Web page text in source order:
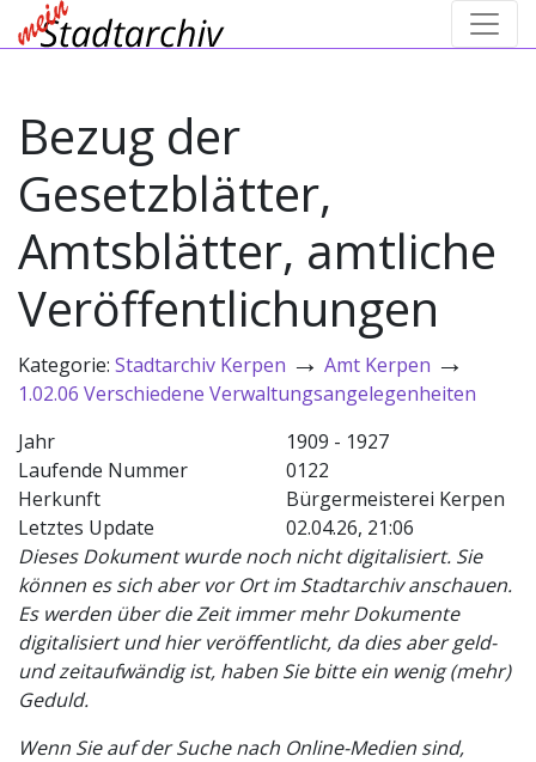
Bezug der
Gesetzblätter,
Amtsblätter, amtliche
Veröffentlichungen
Kategorie: Stadtarchiv Kerpen → Amt Kerpen →
1.02.06 Verschiedene Verwaltungsangelegenheiten
Jahr
1909 - 1927
Laufende Nummer
0122
Herkunft
Bürgermeisterei Kerpen
Letztes Update
02.04.26, 21:06
Dieses Dokument wurde noch nicht digitalisiert. Sie
können es sich aber vor Ort im Stadtarchiv anschauen.
Es werden über die Zeit immer mehr Dokumente
digitalisiert und hier veröffentlicht, da dies aber geld-
und zeitaufwändig ist, haben Sie bitte ein wenig (mehr)
Geduld.
Wenn Sie auf der Suche nach Online-Medien sind,